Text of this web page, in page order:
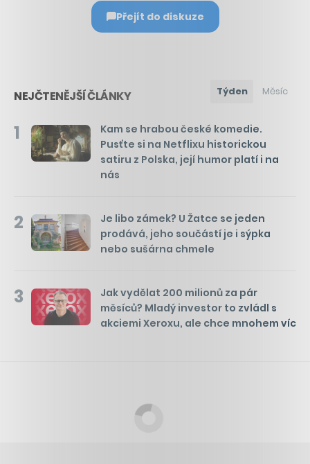
Přejít do diskuze
NEJČTENĚJŠÍ ČLÁNKY Týden Měsíc
1
Kam se hrabou české komedie.
Pusťte si na Netflixu historickou
satiru z Polska, její humor platí i na
nás
2
Je libo zámek? U Žatce se jeden
prodává, jeho součástí je i sýpka
nebo sušárna chmele
3
Jak vydělat 200 milionů za pár
měsíců? Mladý investor to zvládl s
akciemi Xeroxu, ale chce mnohem víc